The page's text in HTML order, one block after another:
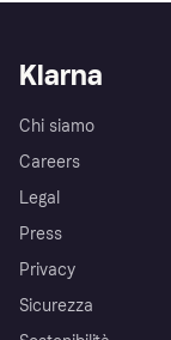
Klarna
Chi siamo
Careers
Legal
Press
Privacy
Sicurezza